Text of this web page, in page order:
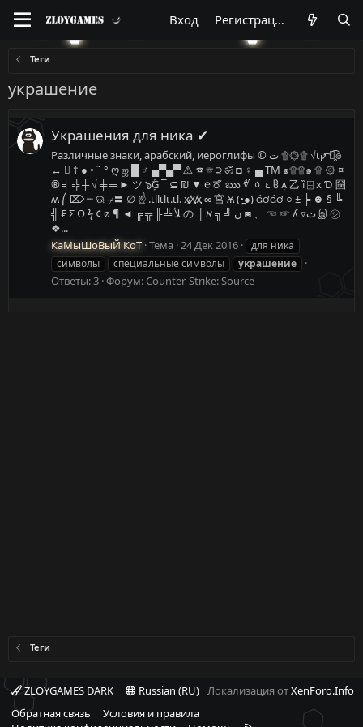
Вход Регистрация
Теги
украшение
Украшения для ника ✔
Различные знаки, арабский, иероглифы © ت ۩۞۩ √ιק ͡๏̯͡๏
↔ ✖ † ● • ˜ ° ღ ஐ █ ♂ ▄▀▄▀ ⚠ ☎ ☏ ⊇ ॐ ◘ ♀ ▄ TM ๑۩۩๑ ۩ ۞ ¤
® ╡ ╬ ┼ √ ╪ ═ ► ツ ๖ۣۜG ¯ ⊆ ₪ ▼ ℮ ਠ ̃ ఋ ∜ ᇰ  ჱ  乙  ⌹ x Ɗ 圙
ʍ ⎛ ⌦ ┉ ଊ ≁〓 ∅ ☝ .ιllιlι.ιl. ҳ̸Ҳ̸ҳ ∞ 宮 Ѫ (•̪●)  ○ ± ╞ ☻ § ╚
╣ ₣ Σ Ω ϟ ¢ ø ¶ ◄ ╔ ╦ ╟ ╩ ﻸ の ║ ن ╝ ╗ א ◙ 、 ☜ ☞ ʎ ▿ت இ ㋛
❖...
КаМыШоВыЙ КоТ Тема 24 Дек 2016
для ника
символы
специальные символы украшение
Ответы: 3 Форум: Counter-Strike: Source
Теги
ZLOYGAMES DARK Russian (RU) Локализация отXenForo.Info
Обратная связь
Условия и правила